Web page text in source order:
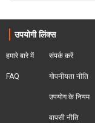
उपयोगी लिंक्स
हमारे बारे में
FAQ
संपर्क करें
गोपनीयता नीति
उपयोग के नियम
वापसी नीति